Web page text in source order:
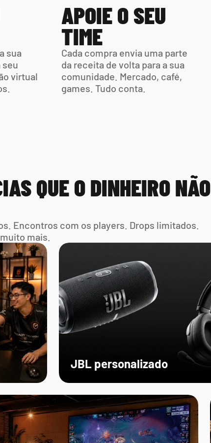
sua
seu
virtual
APOIE O SEU
TIME
Cada compra envia uma parte
da receita de volta para a sua
comunidade. Mercado, café,
games. Tudo conta.
QUE O DINHEIRO NÃO
Encontros com os players. Drops limitados.
mais.
JBL personalizado